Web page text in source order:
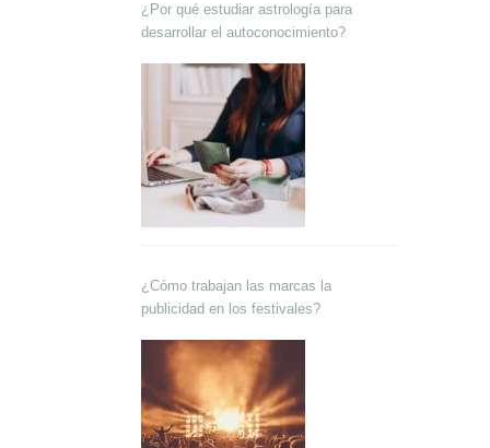
¿Por qué estudiar astrología para
desarrollar el autoconocimiento?
¿Cómo trabajan las marcas la
publicidad en los festivales?